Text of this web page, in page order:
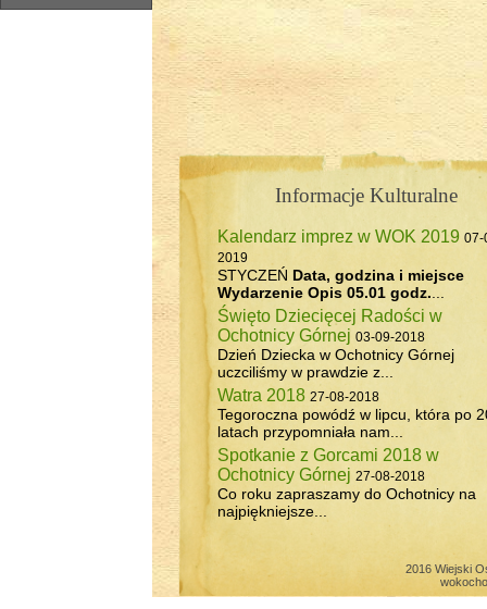
Informacje Kulturalne
Kalendarz imprez w WOK 2019 07-
2019
STYCZEŃ Data, godzina i miejsce
Wydarzenie Opis 05.01 godz....
Święto Dziecięcej Radości w
Ochotnicy Górnej 03-09-2018
Dzień Dziecka w Ochotnicy Górnej
uczciliśmy w prawdzie z...
Watra 2018 27-08-2018
Tegoroczna powódź w lipcu, która po
latach przypomniała nam...
Spotkanie z Gorcami 2018 w
Ochotnicy Górnej 27-08-2018
Co roku zapraszamy do Ochotnicy na
najpiękniejsze...
2016 Wiejski